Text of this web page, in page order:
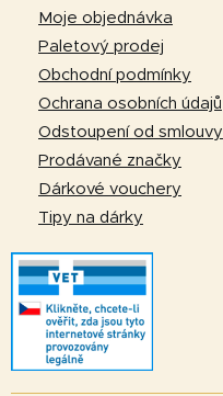
Moje objednávka
Paletový prodej
Obchodní podmínky
Ochrana osobních údajů
Odstoupení od smlouvy
Prodávané značky
Dárkové vouchery
Tipy na dárky